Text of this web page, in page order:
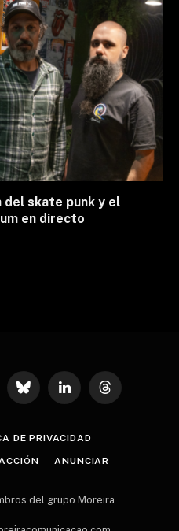
skate punk y el
en directo
Bluesky LinkedInThreads
DE PRIVACIDAD
ANUNCIAR
del grupo Moreira